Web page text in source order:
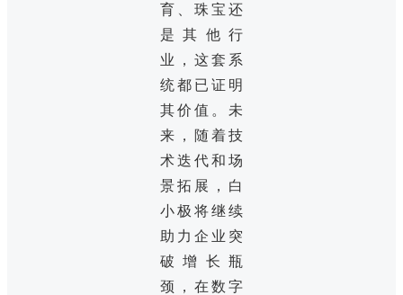
育、珠宝还
是其他行
业，这套系
统都已证明
其价值。未
来，随着技
术迭代和场
景拓展，白
小极将继续
助力企业突
破增长瓶
颈，在数字